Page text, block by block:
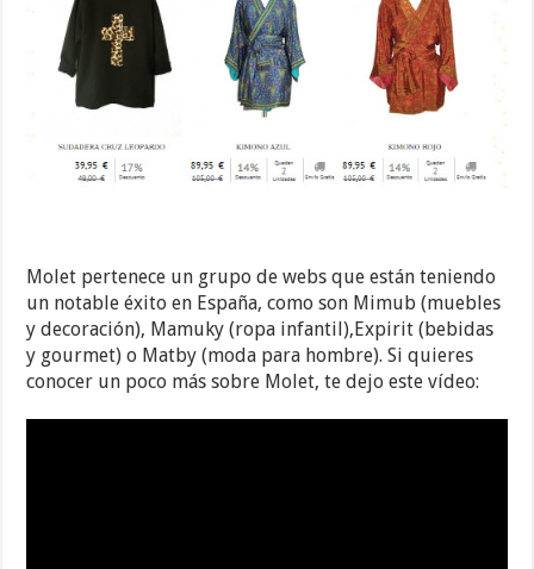
Molet pertenece un grupo de webs que están teniendo
un notable éxito en España, como son Mimub (muebles
y decoración), Mamuky (ropa infantil),Expirit (bebidas
y gourmet) o Matby (moda para hombre). Si quieres
conocer un poco más sobre Molet, te dejo este vídeo: